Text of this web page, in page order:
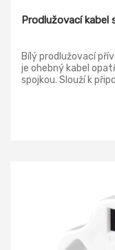
Prodlužovací kabel
Bílý prodlužovací
je ohebný kabel
spojkou. Slouží k
nestačí k napojení
Počet zásuvek: 3